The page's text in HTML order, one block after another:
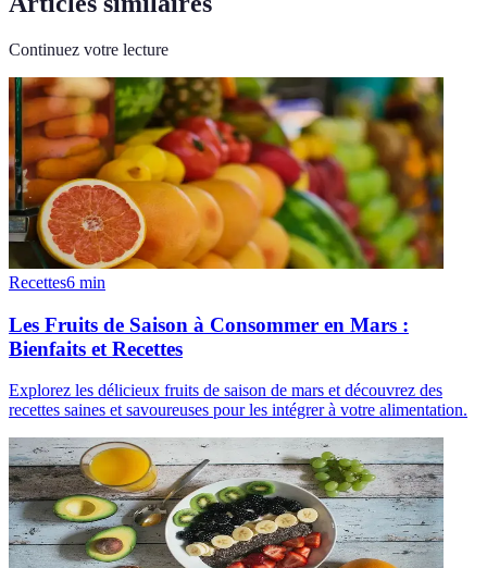
Continuez votre lecture
Recettes6 min
Les Fruits de Saison à Consommer en Mars :
Bienfaits et Recettes
Explorez les délicieux fruits de saison de mars et découvrez des
recettes saines et savoureuses pour les intégrer à votre alimentation.